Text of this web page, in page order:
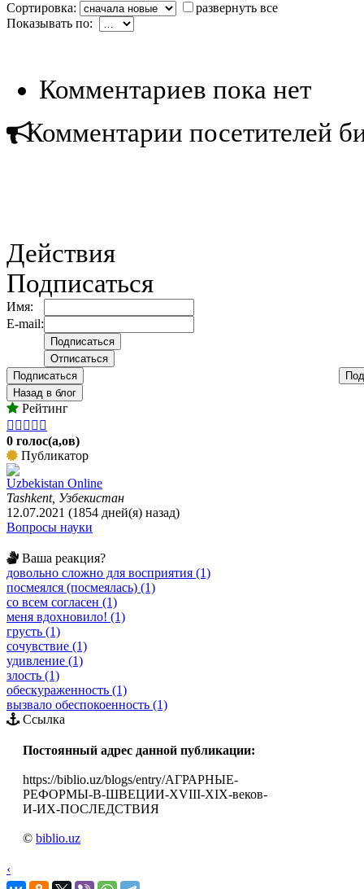
Сортировка:
развернуть все
Показывать по:
Комментариев пока нет
Комментарии посетителей
Действия
Подписаться
Имя:
E-mail:
Подписаться
Назад в блог
Рейтинг
    
0 голос(а,ов)
Публикатор
Uzbekistan Online
Tashkent, Узбекистан
12.07.2021 (1854 дней(я) назад)
Вопросы науки
Ваша реакция?
довольно сложно для восприятия (1)
посмеялся (посмеялась) (1)
со всем согласен (1)
меня вдохновило! (1)
грусть (1)
сочувствие (1)
удивление (1)
злость (1)
обескураженность (1)
вызвало обеспокоенность (1)
Ссылка
Постоянный адрес данной публикации:
https://biblio.uz/blogs/entry/АГРАРНЫЕ-
РЕФОРМЫ-В-ШВЕЦИИ-XVIII-XIX-веков-
И-ИХ-ПОСЛЕДСТВИЯ
© biblio.uz
‹